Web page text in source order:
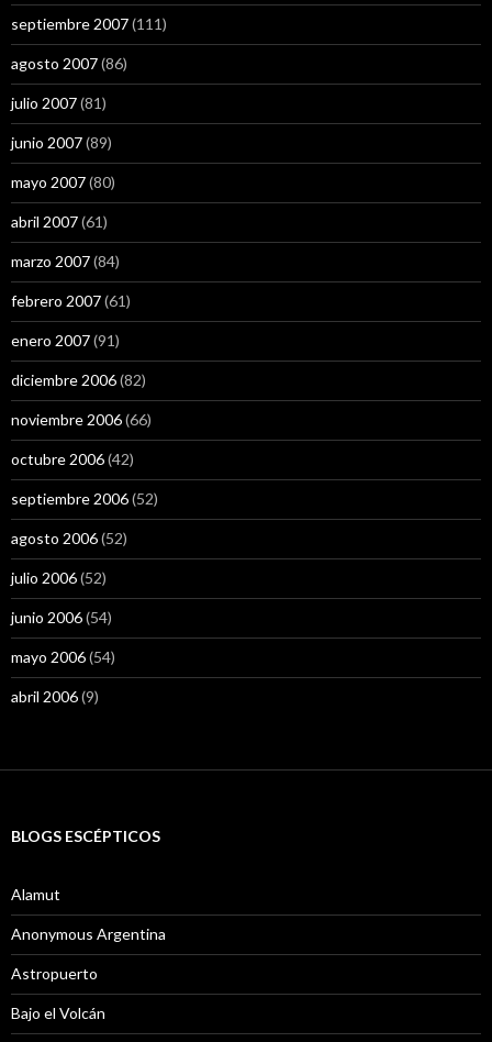
septiembre 2007(111)
agosto 2007(86)
julio 2007(81)
junio 2007(89)
mayo 2007(80)
abril 2007(61)
marzo 2007(84)
febrero 2007(61)
enero 2007(91)
diciembre 2006(82)
noviembre 2006(66)
octubre 2006(42)
septiembre 2006(52)
agosto 2006(52)
julio 2006(52)
junio 2006(54)
mayo 2006(54)
abril 2006(9)
BLOGS ESCÉPTICOS
Alamut
Anonymous Argentina
Astropuerto
Bajo el Volcán